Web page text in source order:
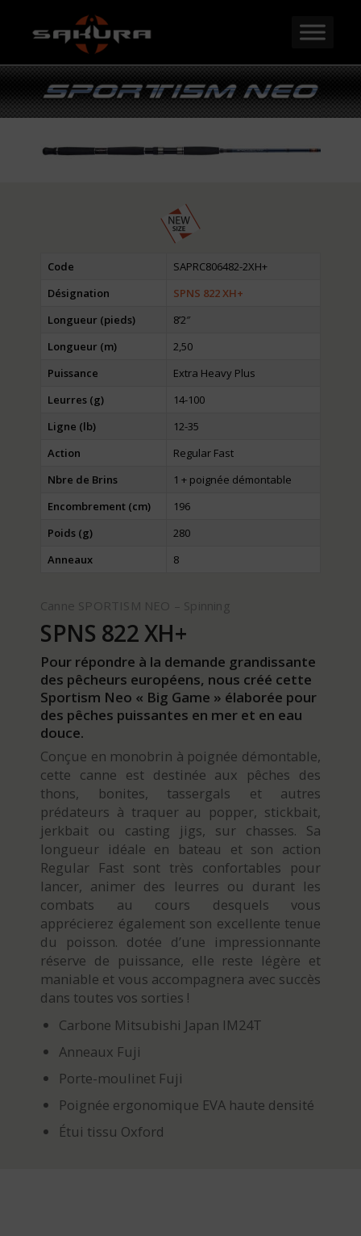
Code
SAPRC806482-2XH+
Désignation
SPNS 822 XH+
Longueur (pieds)
8’2″
Longueur (m)
2,50
Puissance
Extra Heavy Plus
Leurres (g)
14-100
Ligne (lb)
12-35
Action
Regular Fast
Nbre de Brins
1 + poignée démontable
Encombrement (cm)
196
Poids (g)
280
Anneaux
8
Canne SPORTISM NEO – Spinning
SPNS 822 XH+
Pour répondre à la demande grandissante
des pêcheurs européens, nous créé cette
Sportism Neo « Big Game » élaborée pour
des pêches puissantes en mer et en eau
douce.
Conçue en monobrin à poignée démontable,
cette canne est destinée aux pêches des
thons, bonites, tassergals et autres
prédateurs à traquer au popper, stickbait,
jerkbait ou casting jigs, sur chasses. Sa
longueur idéale en bateau et son action
Regular Fast sont très confortables pour
lancer, animer des leurres ou durant les
combats au cours desquels vous
apprécierez également son excellente tenue
du poisson. dotée d’une impressionnante
réserve de puissance, elle reste légère et
maniable et vous accompagnera avec succès
dans toutes vos sorties !
Carbone Mitsubishi Japan IM24T
Anneaux Fuji
Porte-moulinet Fuji
Poignée ergonomique EVA haute densité
Étui tissu Oxford